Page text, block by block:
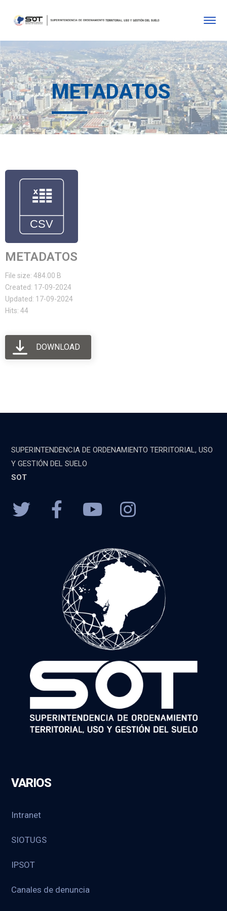
METADATOS
METADATOS
File size: 484.00 B
Created: 17-09-2024
Updated: 17-09-2024
Hits: 44
DOWNLOAD
SUPERINTENDENCIA DE ORDENAMIENTO TERRITORIAL, USO
Y GESTIÓN DEL SUELO
SOT
VARIOS
Intranet
SIOTUGS
IPSOT
Canales de denuncia